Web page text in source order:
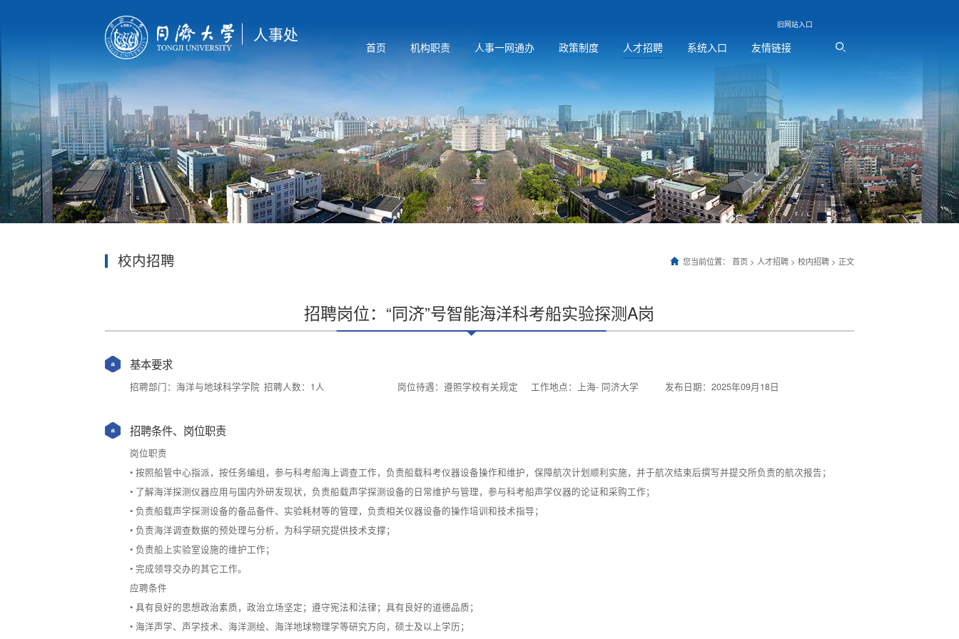
人事处 旧网站入口
首页 机构职责 人事一网通办 政策制度 人才招聘 系统入口 友情链接
校内招聘 您当前位置： 首页> 人才招聘> 校内招聘> 正文
招聘岗位：“同济”号智能海洋科考船实验探测A岗
基本要求
招聘部门：海洋与地球科学学院 招聘人数：1人 岗位待遇：遵照学校有关规定 工作地点：上海- 同济大学 发布日期：2025年09月18日
招聘条件、岗位职责
岗位职责
• 按照船管中心指派，按任务编组，参与科考船海上调查工作，负责船载科考仪器设备操作和维护，保障航次计划顺利实施，并于航次结束后撰写并提交所负责的航次报告；
• 了解海洋探测仪器应用与国内外研发现状，负责船载声学探测设备的日常维护与管理，参与科考船声学仪器的论证和采购工作；
• 负责船载声学探测设备的备品备件、实验耗材等的管理，负责相关仪器设备的操作培训和技术指导；
• 负责海洋调查数据的预处理与分析，为科学研究提供技术支撑；
• 负责船上实验室设施的维护工作；
• 完成领导交办的其它工作。
应聘条件
• 具有良好的思想政治素质，政治立场坚定；遵守宪法和法律；具有良好的道德品质；
• 海洋声学、声学技术、海洋测绘、海洋地球物理学等研究方向，硕士及以上学历；